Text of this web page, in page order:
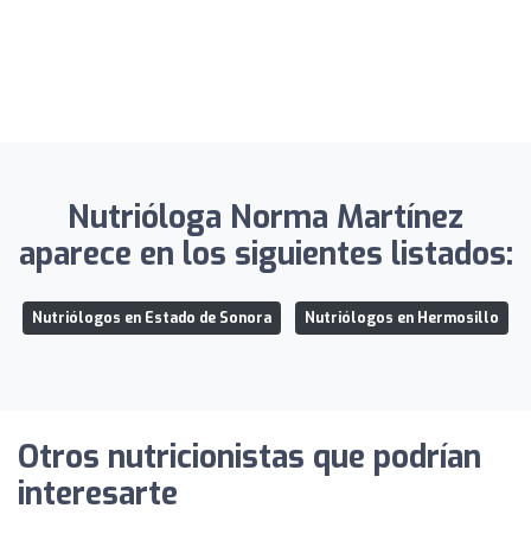
Nutrióloga Norma Martínez
aparece en los siguientes listados:
Nutriólogos en Estado de Sonora Nutriólogos en Hermosillo
Otros nutricionistas que podrían
interesarte